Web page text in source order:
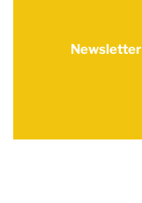
Newsletter